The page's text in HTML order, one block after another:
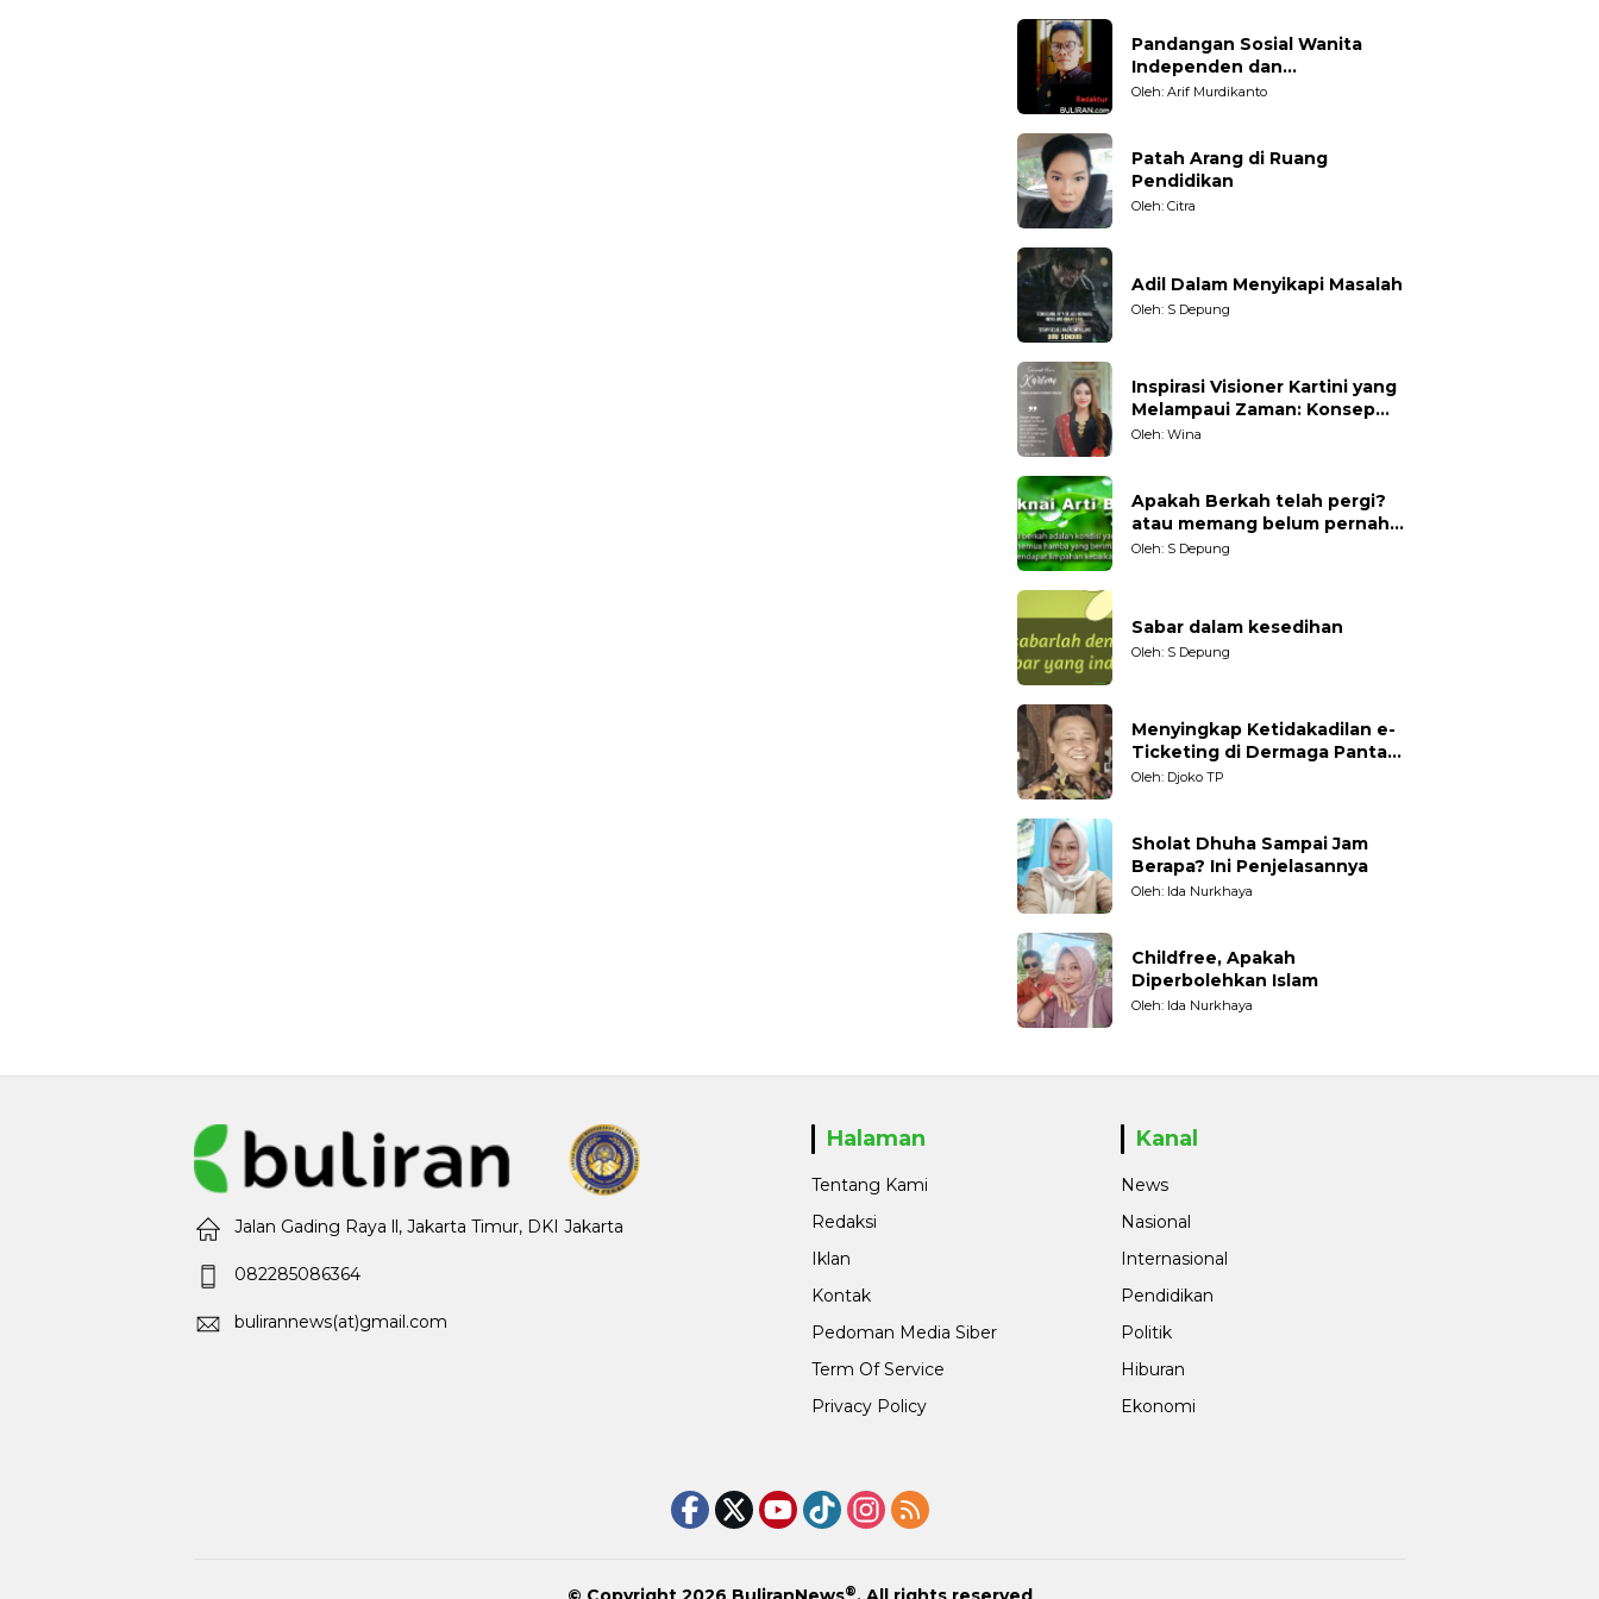
Pandangan Sosial Wanita
Independen dan
Karakteristiknya
Oleh: Arif Murdikanto
Patah Arang di Ruang
Pendidikan
Oleh: Citra
Adil Dalam Menyikapi Masalah
Oleh: S Depung
Inspirasi Visioner Kartini yang
Melampaui Zaman: Konsep
Kecakapan Hidup bagi
Oleh: Wina
Apakah Berkah telah pergi?
atau memang belum pernah
datang?
Oleh: S Depung
Sabar dalam kesedihan
Oleh: S Depung
Menyingkap Ketidakadilan e-
Ticketing di Dermaga Pantai
Kartini Jepara, terhadap
Oleh: Djoko TP
Sholat Dhuha Sampai Jam
Berapa? Ini Penjelasannya
Oleh: Ida Nurkhaya
Childfree, Apakah
Diperbolehkan Islam
Oleh: Ida Nurkhaya
Jalan Gading Raya ll, Jakarta Timur, DKI Jakarta
082285086364
bulirannews(at)gmail.com
Halaman
Tentang Kami
Redaksi
Iklan
Kontak
Pedoman Media Siber
Term Of Service
Privacy Policy
Kanal
News
Nasional
Internasional
Pendidikan
Politik
Hiburan
Ekonomi
®